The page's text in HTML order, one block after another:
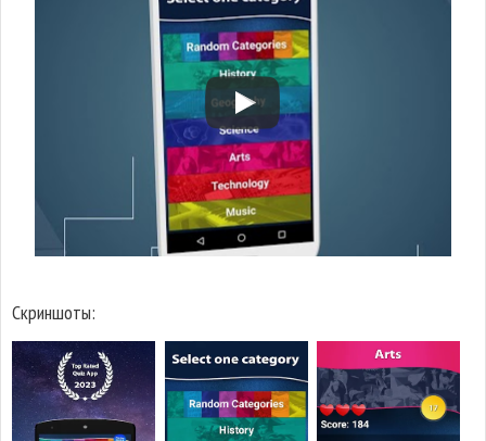
Скриншоты: